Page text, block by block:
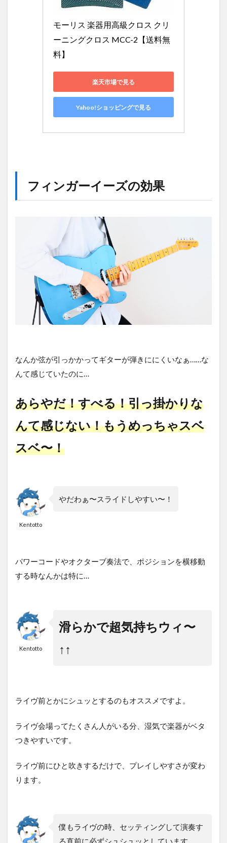
モーリス 楽器用高級クロス クリ
ーニングクロス MCC-2【送料無
料】
楽天市場で見る
Yahoo!ショッピングで見る
フィンガーイーズの効果
なんか弦が引っかかってギターが弾きににくいなぁ……な
んて感じていたのに…
あらやだ！すべる！引っ掛かりな
んて感じない！もうめっちゃスベ
スベ〜！
Kentotto
やだわぁ〜スライドしやすい〜！
パワーコードやオクターブ奏法で、ポジションを横移動
する時なんかは特に…
Kentotto
滑らかで超気持ちウィ〜
↑↑
ライヴ前とかにシュッとするのもオススメですよ。
ライヴ会場ってたくさん人がいる分、湿気で楽器がベタ
つきやすいです。
ライヴ前にひと吹きするだけで、プレイしやすさが変わ
ります。
僕もライヴの時、セッティングして演奏す
る直前に必ずシュシュッとしています。